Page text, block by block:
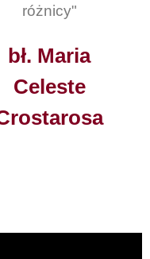
różnicy"
bł. Maria
Celeste